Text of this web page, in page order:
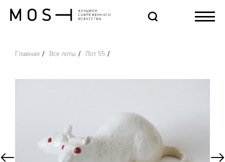
Главная Все лоты Лот 55